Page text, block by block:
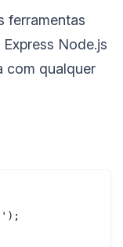
ferramentas
Node.js
com qualquer